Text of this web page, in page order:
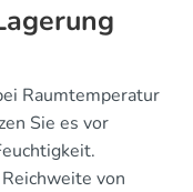
Raumtemperatur
Sie es vor
von